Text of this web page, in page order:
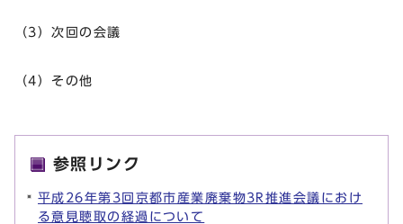
（3）次回の会議
（4）その他
参照リンク
平成26年第3回京都市産業廃棄物3R推進会議におけ
る意見聴取の経過について